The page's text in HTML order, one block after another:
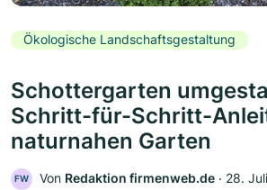
Ökologische Landschaftsgestaltung
Schottergarten
Schritt-für-Schritt-
naturnahen Garten
FW Von Redaktion firmenweb.de ‧ 28.